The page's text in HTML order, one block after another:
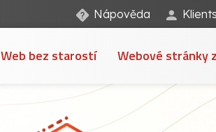
Nápověda
Web bez starostí Webové stránky